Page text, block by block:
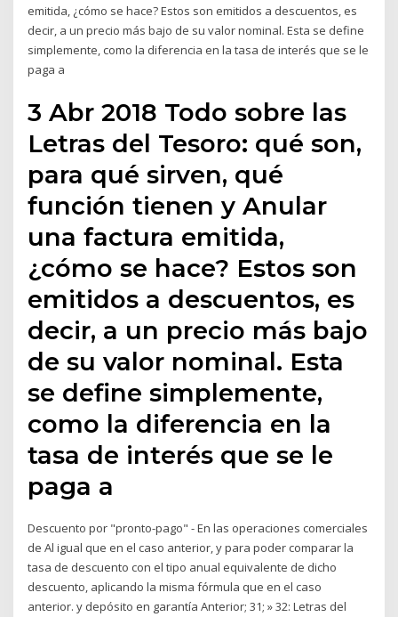
emitida, ¿cómo se hace? Estos son emitidos a descuentos, es
decir, a un precio más bajo de su valor nominal. Esta se define
simplemente, como la diferencia en la tasa de interés que se le
paga a
3 Abr 2018 Todo sobre las
Letras del Tesoro: qué son,
para qué sirven, qué
función tienen y Anular
una factura emitida,
¿cómo se hace? Estos son
emitidos a descuentos, es
decir, a un precio más bajo
de su valor nominal. Esta
se define simplemente,
como la diferencia en la
tasa de interés que se le
paga a
Descuento por "pronto-pago" - En las operaciones comerciales
de Al igual que en el caso anterior, y para poder comparar la
tasa de descuento con el tipo anual equivalente de dicho
descuento, aplicando la misma fórmula que en el caso
anterior. y depósito en garantía Anterior; 31; » 32: Letras del